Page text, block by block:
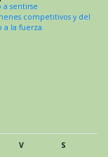
sentirse
competitivos y del
a la fuerza.
V
S